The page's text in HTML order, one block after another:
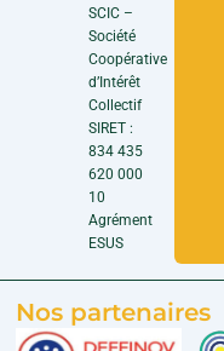
SCIC –
Société
Coopérative
d’Intérêt
Collectif
SIRET :
834 435
620 000
10
Agrément
ESUS
Nos partenaires